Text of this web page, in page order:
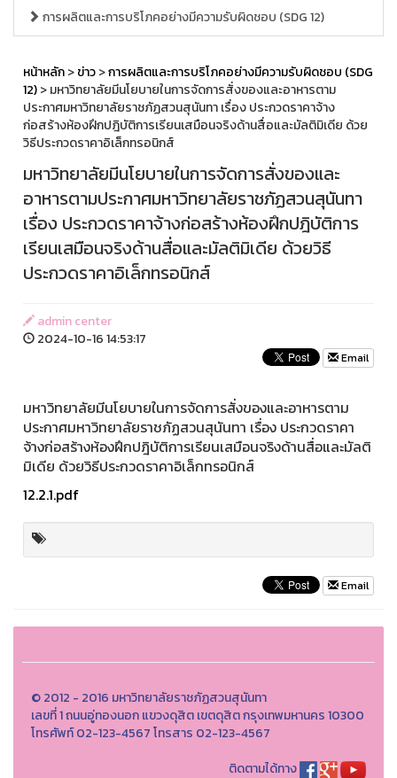
การผลิตและการบริโภคอย่างมีความรับผิดชอบ (SDG 12)
หน้าหลัก>ข่าว>การผลิตและการบริโภคอย่างมีความรับผิดชอบ (SDG
12)> มหาวิทยาลัยมีนโยบายในการจัดการสั่งของและอาหารตาม
ประกาศมหาวิทยาลัยราชภัฏสวนสุนันทา เรื่อง ประกวดราคาจ้าง
ก่อสร้างห้องฝึกปฎิบัติการเรียนเสมือนจริงด้านสื่อและมัลติมิเดีย ด้วย
วิธีประกวดราคาอิเล็กทรอนิกส์
มหาวิทยาลัยมีนโยบายในการจัดการสั่งของและ
อาหารตามประกาศมหาวิทยาลัยราชภัฏสวนสุนันทา
เรื่อง ประกวดราคาจ้างก่อสร้างห้องฝึกปฎิบัติการ
เรียนเสมือนจริงด้านสื่อและมัลติมิเดีย ด้วยวิธี
ประกวดราคาอิเล็กทรอนิกส์
admin center
2024-10-16 14:53:17
Email
มหาวิทยาลัยมีนโยบายในการจัดการสั่งของและอาหารตาม
ประกาศมหาวิทยาลัยราชภัฏสวนสุนันทา เรื่อง ประกวดราคา
จ้างก่อสร้างห้องฝึกปฎิบัติการเรียนเสมือนจริงด้านสื่อและมัลติ
มิเดีย ด้วยวิธีประกวดราคาอิเล็กทรอนิกส์
12.2.1.pdf
Email
© 2012 - 2016 มหาวิทยาลัยราชภัฏสวนสุนันทา
เลขที่ 1 ถนนอู่ทองนอก แขวงดุสิต เขตดุสิต กรุงเทพมหานคร 10300
โทรศัพท์ 02-123-4567 โทรสาร 02-123-4567
ติดตามได้ทาง